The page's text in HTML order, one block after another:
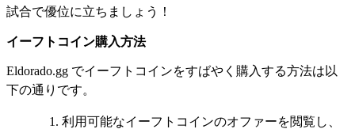
試合で優位に立ちましょう！
イーフトコイン購入方法
Eldorado.gg でイーフトコインをすばやく購入する方法は以
下の通りです。
利用可能なイーフトコインのオファーを閲覧し、